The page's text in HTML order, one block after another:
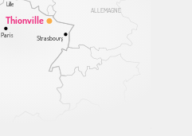
ALLEMAGNE
Thionville
Lille
Paris Strasbourg